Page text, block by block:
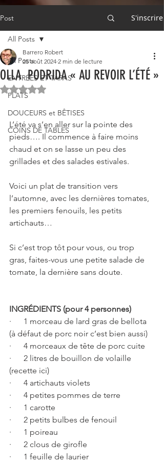
Post S'inscrire
All Posts
ENTRÉES ET TAPAS
PLATS
DOUCEURS et BÊTISES
COINS DE TABLES
All Posts
OLLA PODRIDA « AU REVOIR L’ÉTÉ »
Barrero Robert
25 août 2024 2 min de lecture
Noté NaN étoiles sur 5.
L’été va s’en aller sur la pointe des
pieds…. Il commence à faire moins
chaud et on se lasse un peu des
grillades et des salades estivales.
Voici un plat de transition vers
l’automne, avec les dernières tomates,
les premiers fenouils, les petits
artichauts…
Si c’est trop tôt pour vous, ou trop
gras, faites-vous une petite salade de
tomate, la dernière sans doute.
INGRÉDIENTS (pour 4 personnes)
·      1 morceau de lard gras de bellota
(à défaut de porc noir c’est bien aussi)
·      4 morceaux de tête de porc cuite
·      2 litres de bouillon de volaille
(recette ici)
·      4 artichauts violets
·      4 petites pommes de terre
·      1 carotte
·      2 petits bulbes de fenouil
·      1 poireau
·      2 clous de girofle
·      1 feuille de laurier